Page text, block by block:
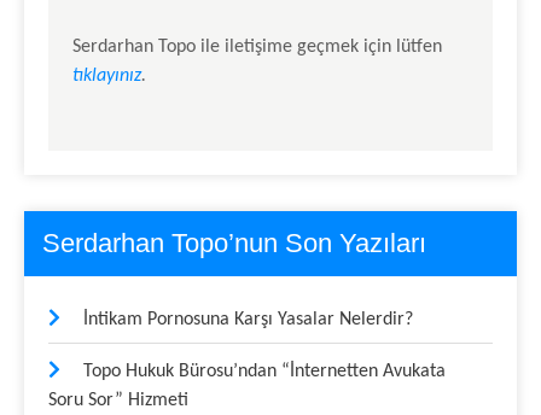
Serdarhan Topo ile iletişime geçmek için lütfen
tıklayınız.
Serdarhan Topo’nun Son Yazıları
İntikam Pornosuna Karşı Yasalar Nelerdir?
Topo Hukuk Bürosu’ndan “İnternetten Avukata
Soru Sor” Hizmeti